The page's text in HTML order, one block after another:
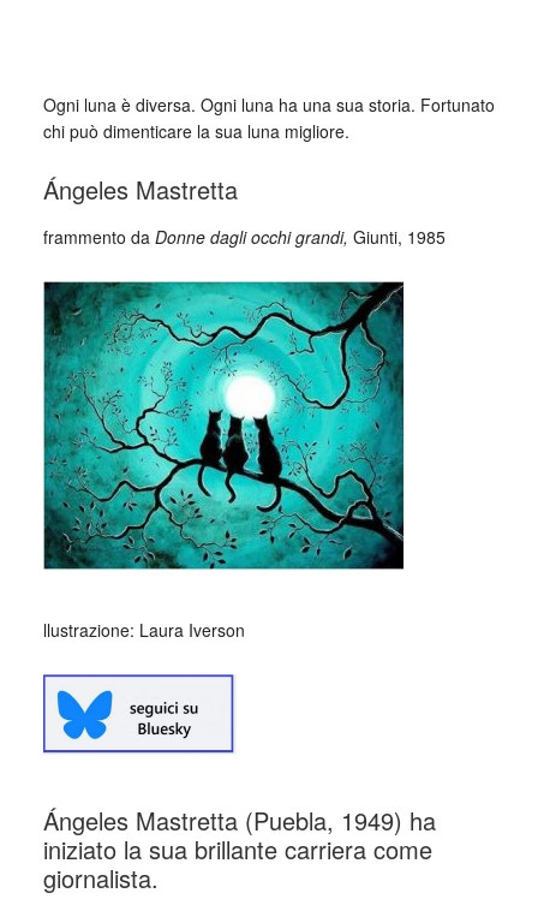
Ogni luna è diversa. Ogni luna ha una sua storia. Fortunato
chi può dimenticare la sua luna migliore.
Ángeles Mastretta
frammento da Donne dagli occhi grandi, Giunti, 1985
llustrazione: Laura Iverson
Ángeles Mastretta (Puebla, 1949) ha
iniziato la sua brillante carriera come
giornalista.